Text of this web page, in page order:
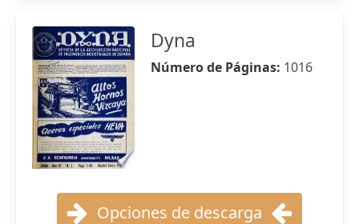
Dyna
Número de Páginas: 1016
Opciones de descarga